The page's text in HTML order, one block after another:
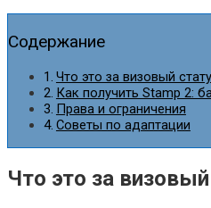
Содержание
Что это за визовый
Как получить Stamp 2:
Права и ограничения
Советы по адаптации
Что это за